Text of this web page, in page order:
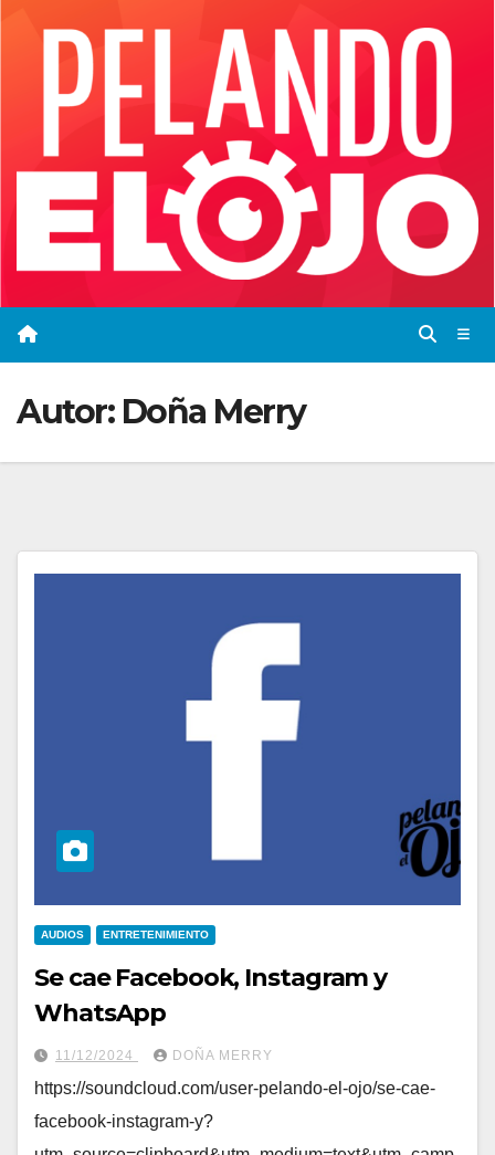
Autor: Doña Merry
AUDIOS ENTRETENIMIENTO
Se cae Facebook, Instagram y
WhatsApp
11/12/2024 DOÑA MERRY
https://soundcloud.com/user-pelando-el-ojo/se-cae-
facebook-instagram-y?